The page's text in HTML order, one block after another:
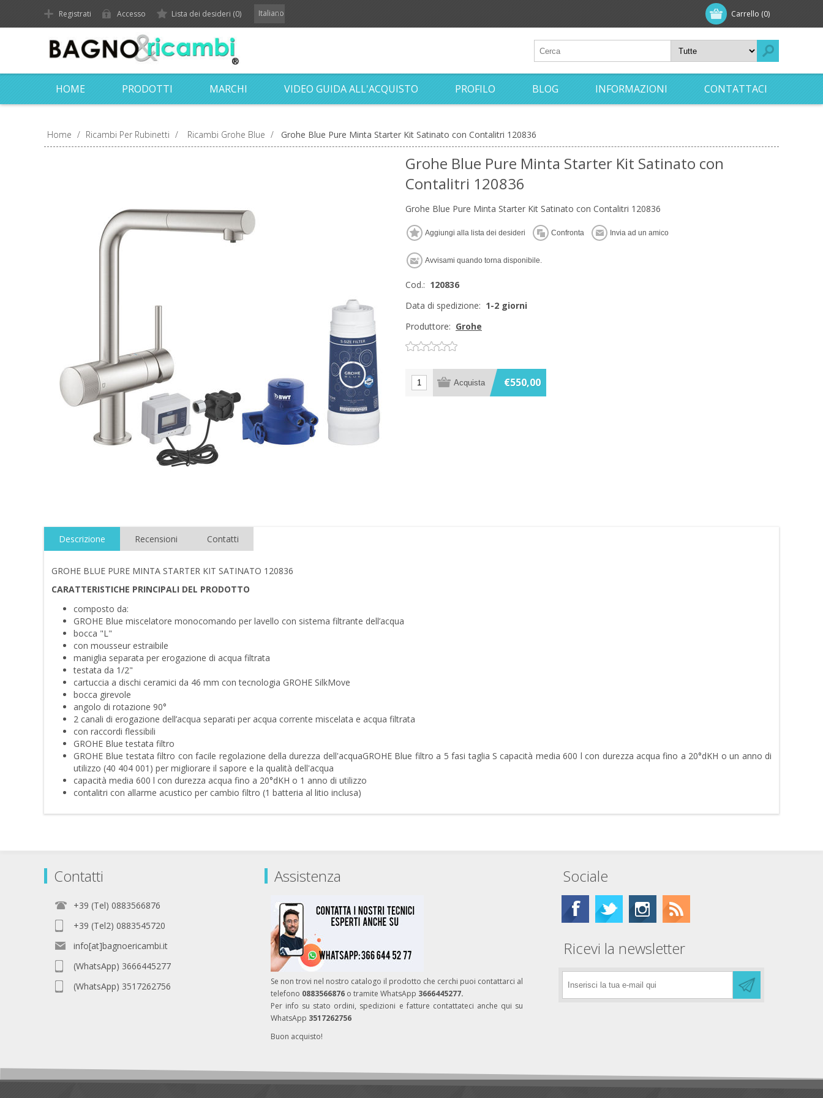
Carrello (0)
Registrati Accesso Lista dei desideri (0) Italiano
HOME PRODOTTI MARCHI VIDEO GUIDA ALL'ACQUISTO PROFILO BLOG INFORMAZIONI CONTATTACI
Home / Ricambi Per Rubinetti / Ricambi Grohe Blue / Grohe Blue Pure Minta Starter Kit Satinato con Contalitri 120836
Grohe Blue Pure Minta Starter Kit Satinato con
Contalitri 120836
Grohe Blue Pure Minta Starter Kit Satinato con Contalitri 120836
Cod.: 120836
Data di spedizione: 1-2 giorni
Produttore: Grohe
€550,00
Descrizione Recensioni Contatti
GROHE BLUE PURE MINTA STARTER KIT SATINATO 120836
CARATTERISTICHE PRINCIPALI DEL PRODOTTO
composto da:
GROHE Blue miscelatore monocomando per lavello con sistema filtrante dell’acqua
bocca "L"
con mousseur estraibile
maniglia separata per erogazione di acqua filtrata
testata da 1/2"
cartuccia a dischi ceramici da 46 mm con tecnologia GROHE SilkMove
bocca girevole
angolo di rotazione 90°
2 canali di erogazione dell’acqua separati per acqua corrente miscelata e acqua filtrata
con raccordi flessibili
GROHE Blue testata filtro
GROHE Blue testata filtro con facile regolazione della durezza dell'acquaGROHE Blue filtro a 5 fasi taglia S capacità media 600 l con durezza acqua fino a 20°dKH o un anno di
utilizzo (40 404 001) per migliorare il sapore e la qualità dell'acqua
capacità media 600 l con durezza acqua fino a 20°dKH o 1 anno di utilizzo
contalitri con allarme acustico per cambio filtro (1 batteria al litio inclusa)
Contatti
+39 (Tel) 0883566876
+39 (Tel2) 0883545720
info[at]bagnoericambi.it
(WhatsApp) 3666445277
(WhatsApp) 3517262756
Assistenza
Se non trovi nel nostro catalogo il prodotto che cerchi puoi contattarci al
telefono 0883566876 o tramite WhatsApp 3666445277.
Per info su stato ordini, spedizioni e fatture contattateci anche qui su
WhatsApp 3517262756
Buon acquisto!
Sociale
Ricevi la newsletter